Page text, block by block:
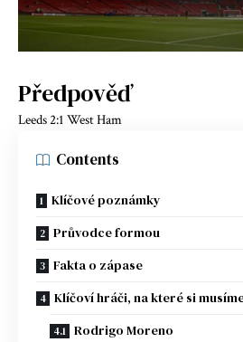
Předpověď
Leeds 2:1 West Ham
Contents
Klíčové poznámky
Průvodce formou
Fakta o zápase
Klíčoví hráči, na které si
Rodrigo Moreno